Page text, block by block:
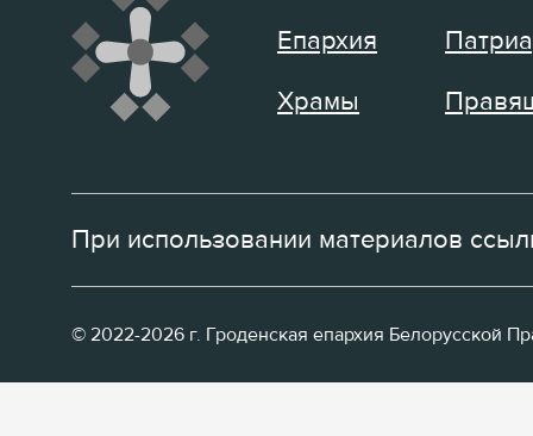
Епархия
Храмы
При использовании материалов
© 2022-2026 г. Гроденская епархия Белорусской